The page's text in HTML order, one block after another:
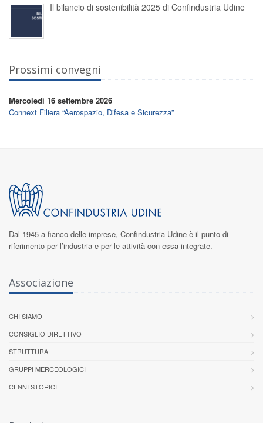
Il bilancio di sostenibilità 2025 di Confindustria Udine
Prossimi convegni
Mercoledì 16 settembre 2026
Connext Filiera “Aerospazio, Difesa e Sicurezza”
Dal 1945 a fianco delle imprese, Confindustria Udine è il punto di
riferimento per l’industria e per le attività con essa integrate.
Associazione
CHI SIAMO
CONSIGLIO DIRETTIVO
STRUTTURA
GRUPPI MERCEOLOGICI
CENNI STORICI